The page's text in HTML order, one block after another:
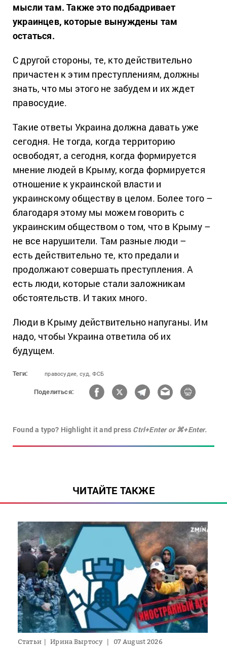
мысли там. Также это подбадривает
украинцев, которые вынуждены там
остаться.
С другой стороны, те, кто действительно
причастен к этим преступлениям, должны
знать, что мы этого не забудем и их ждет
правосудие.
Такие ответы Украина должна давать уже
сегодня. Не тогда, когда территорию
освободят, а сегодня, когда формируется
мнение людей в Крыму, когда формируется
отношение к украинской власти и
украинскому обществу в целом. Более того –
благодаря этому мы можем говорить с
украинским обществом о том, что в Крыму –
не все нарушители. Там разные люди –
есть действительно те, кто предали и
продолжают совершать преступления. А
есть люди, которые стали заложникам
обстоятельств. И таких много.
Люди в Крыму действительно напуганы. Им
надо, чтобы Украина ответила об их
будущем.
Теги: правосудие, суд, ФСБ
Поделиться:
Found a typo? Highlight it and press Ctrl+Enter or ⌘+Enter.
ЧИТАЙТЕ ТАКЖЕ
Статьи Ирина Выртосу 07 August 2026